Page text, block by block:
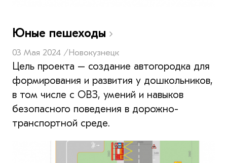
Юные пешеходы
03 Мая 2024 /Новокузнецк
Цель проекта – создание автогородка для
формирования и развития у дошкольников,
в том числе с ОВЗ, умений и навыков
безопасного поведения в дорожно-
транспортной среде.